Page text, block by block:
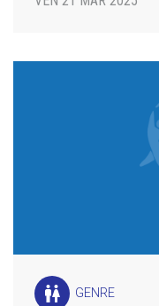
wc GENRE